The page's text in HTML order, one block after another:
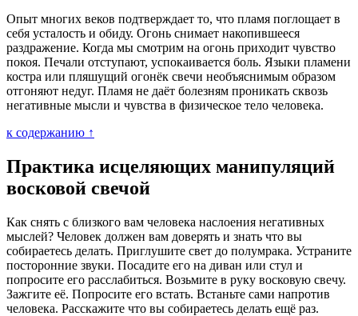
Опыт многих веков подтверждает то, что пламя поглощает в
себя усталость и обиду. Огонь снимает накопившееся
раздражение. Когда мы смотрим на огонь приходит чувство
покоя. Печали отступают, успокаивается боль. Языки пламени
костра или пляшущий огонёк свечи необъяснимым образом
отгоняют недуг. Пламя не даёт болезням проникать сквозь
негативные мысли и чувства в физическое тело человека.
к содержанию ↑
Практика исцеляющих манипуляций
восковой свечой
Как снять с близкого вам человека наслоения негативных
мыслей? Человек должен вам доверять и знать что вы
собираетесь делать. Приглушите свет до полумрака. Устраните
посторонние звуки. Посадите его на диван или стул и
попросите его расслабиться. Возьмите в руку восковую свечу.
Зажгите её. Попросите его встать. Встаньте сами напротив
человека. Расскажите что вы собираетесь делать ещё раз.